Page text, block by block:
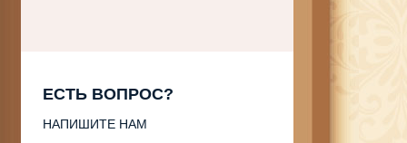
ЕСТЬ ВОПРОС?
НАПИШИТЕ НАМ